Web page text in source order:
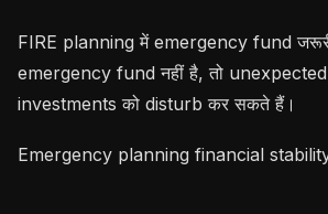
FIRE planning में emergency fund
emergency fund नहीं है, तो
investments को disturb कर सकते हैं।
Emergency planning financial